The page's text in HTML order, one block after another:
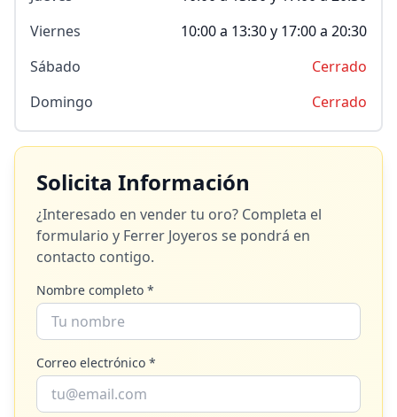
Viernes
10:00 a 13:30 y 17:00 a 20:30
Sábado
Cerrado
Domingo
Cerrado
Solicita Información
¿Interesado en vender tu oro? Completa el
formulario y Ferrer Joyeros se pondrá en
contacto contigo.
Nombre completo *
Correo electrónico *